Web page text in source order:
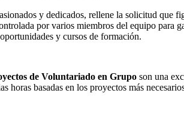
y dedicados, rellene la solicitud que
por varios miembros del equipo para
y cursos de formación.
de Voluntariado en Grupo son una
horas basadas en los proyectos más